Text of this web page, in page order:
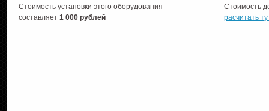
Стоимость установки этого оборудования
составляет 1 000 рублей
Стоимость
расчитать